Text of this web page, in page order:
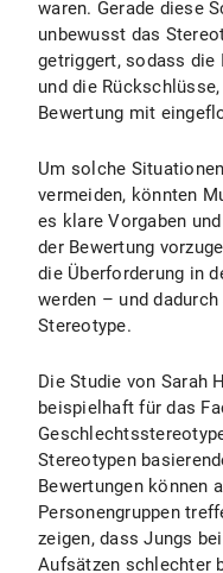
waren. Gerade diese
unbewusst das
getriggert, sodass die
und die
Bewertung mit
Um solche
vermeiden, könnten
es klare Vorgaben
der Bewertung
die Überforderung in
werden – und
Stereotype.
Die Studie von Sarah
beispielhaft für das
Stereotypen
Bewertungen können
Personengruppen
zeigen, dass Jungs
Aufsätzen schlechter